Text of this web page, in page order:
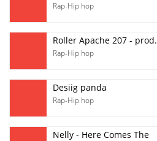
Rap-Hip hop
Roller Apache 207 -
Rap-Hip hop
Desiig panda
Rap-Hip hop
Nelly - Here Comes The